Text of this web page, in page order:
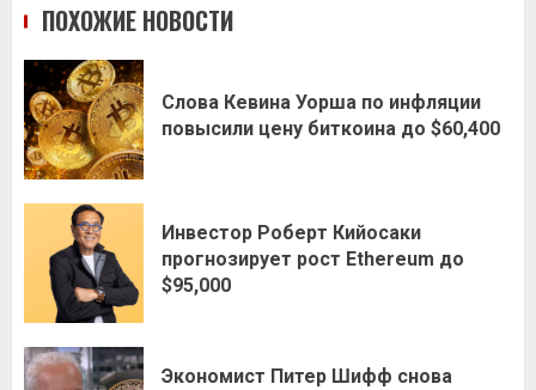
ПОХОЖИЕ НОВОСТИ
Слова Кевина Уорша по инфляции
повысили цену биткоина до $60,400
Инвестор Роберт Кийосаки
прогнозирует рост Ethereum до
$95,000
Экономист Питер Шифф снова